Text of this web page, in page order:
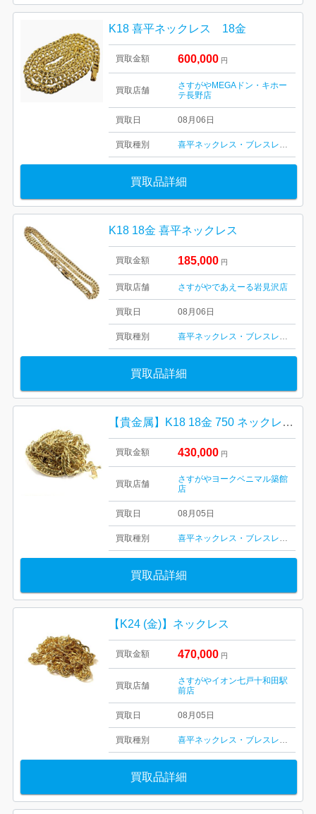
K18 喜平ネックレス 18金
買取金額 600,000 円
買取店舗
さすがやMEGAドン・キホー
テ長野店
買取日 08月06日
買取種別 喜平ネックレス・ブレスレット
買取品詳細
K18 18金 喜平ネックレス
買取金額 185,000 円
買取店舗 さすがやであえーる岩見沢店
買取日 08月06日
買取種別 喜平ネックレス・ブレスレット
買取品詳細
【貴金属】K18 18金 750 ネックレス ジュエリー アクセサリー
買取金額 430,000 円
買取店舗
さすがやヨークベニマル築館
店
買取日 08月05日
買取種別 喜平ネックレス・ブレスレット
買取品詳細
【K24 (金)】ネックレス
買取金額 470,000 円
買取店舗
さすがやイオン七戸十和田駅
前店
買取日 08月05日
買取種別 喜平ネックレス・ブレスレット
買取品詳細